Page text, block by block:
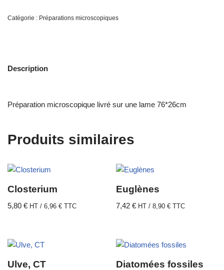
Catégorie : Préparations microscopiques
Description
Préparation microscopique livré sur une lame 76*26cm
Produits similaires
Closterium
5,80 € HT / 6,96 € TTC
Euglènes
7,42€ HT /8,90€ TTC
Ulve, CT Diatomées fossiles